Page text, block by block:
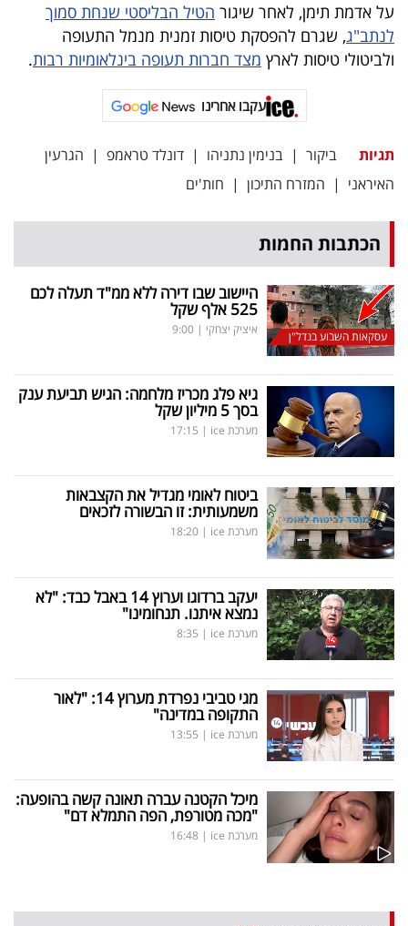
פרסמו
באייס
על אדמת תימן, לאחר שיגור הטיל הבליסטי שנחת סמוך
לנתב"ג, שגרם להפסקת טיסות זמנית מנמל התעופה
ולביטולי טיסות לארץ מצד חברות תעופה בינלאומיות רבות.
עקבו אחרינו
תגיות ביקור | בנימין נתניהו | דונלד טראמפ | הגרעין
האיראני | המזרח התיכון | חות'ים
הכתבות החמות
עסקאות השבוע בנדל"ן
היישוב שבו דירה ללא ממ"ד תעלה לכם
525 אלף שקל
איציק יצחקי |
9:00
גיא פלג מכריז מלחמה: הגיש תביעת ענק
בסך 5 מיליון שקל
מערכת ice |
17:15
ביטוח לאומי מגדיל את הקצבאות
משמעותית: זו הבשורה לזכאים
מערכת ice |
18:20
יעקב ברדוגו וערוץ 14 באבל כבד: "לא
נמצא איתנו. תנחומינו"
מערכת ice |
8:35
מגי טביבי נפרדת מערוץ 14: "לאור
התקופה במדינה"
מערכת ice |
13:55
מיכל הקטנה עברה תאונה קשה בהופעה:
"מכה מטורפת, הפה התמלא דם"
מערכת ice |
16:48